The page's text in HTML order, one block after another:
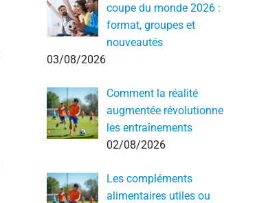
coupe du monde 2026 :
format, groupes et
nouveautés
03/08/2026
Comment la réalité
augmentée révolutionne
les entraînements
02/08/2026
Les compléments
alimentaires utiles ou